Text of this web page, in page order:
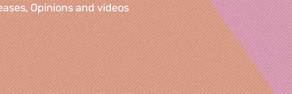
Opinions and videos